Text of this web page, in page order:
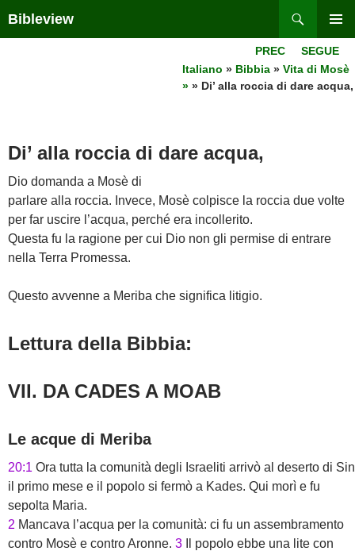
to
Bibleview
MENU
SEGUE
PREC
Italiano » Bibbia » Vita di Mosè
» » Di’ alla roccia di dare acqua,
Di’ alla roccia di dare acqua,
Dio domanda a Mosè di
parlare alla roccia. Invece, Mosè colpisce la roccia due volte
per far uscire l’acqua, perché era incollerito.
Questa fu la ragione per cui Dio non gli permise di entrare
nella Terra Promessa.
Questo avvenne a Meriba che significa litigio.
Lettura della Bibbia:
VII. DA CADES A MOAB
Le acque di Meriba
20:1 Ora tutta la comunità degli Israeliti arrivò al deserto di Sin
il primo mese e il popolo si fermò a Kades. Qui morì e fu
sepolta Maria.
2 Mancava l’acqua per la comunità: ci fu un assembramento
contro Mosè e contro Aronne. 3 Il popolo ebbe una lite con